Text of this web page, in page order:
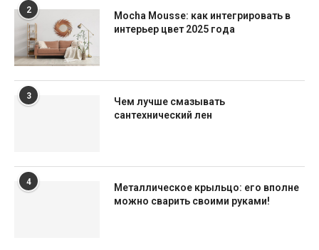
2
Mocha Mousse: как интегрировать в
интерьер цвет 2025 года
3
Чем лучше смазывать
сантехнический лен
4
Металлическое крыльцо: его вполне
можно сварить своими руками!